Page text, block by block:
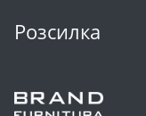
Розсилка